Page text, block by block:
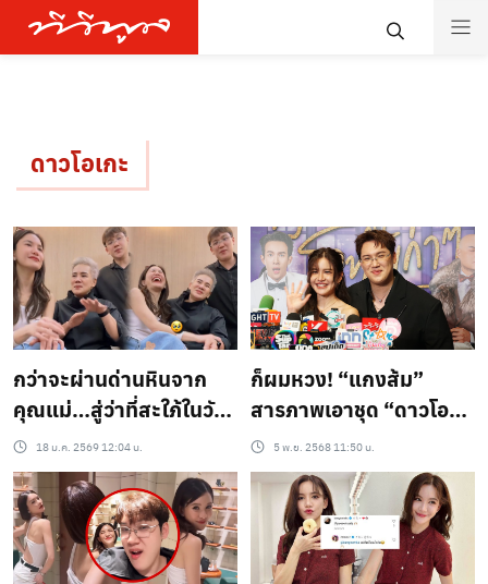
ดาวโอเกะ
กว่าจะผ่านด่านหินจาก
คุณแม่…สู่ว่าที่สะใภ้ในวัน
นี้ “ดีเจดาว” เสียน้ำตามา
ก่อน แรกๆแม่แกงส้มยัง
ไม่ยอมรับ เพราะรู้สึกว่า
กะเปิ๊บกะป๊าบ ไม่ตรงจริต
แม่
18 ม.ค. 2569 12:04 น.
ก็ผมหวง! “แกงส้ม”
สารภาพเอาชุด “ดาวโอ
เกะ” ไปซ่อน เหตุเพราะ…
หวงแฟนสุดหัวใจ ทำไงได้
แฟนเราสวยขนาดนี้!
5 พ.ย. 2568 11:50 น.